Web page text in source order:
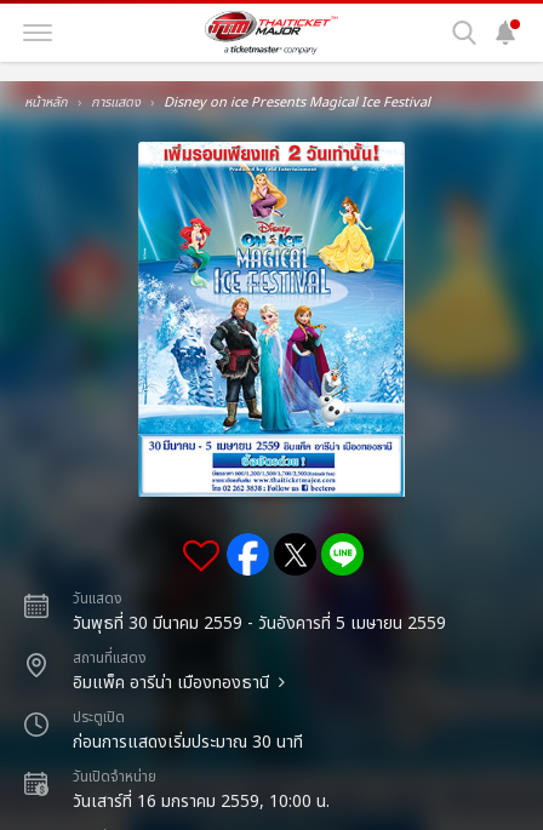
หน้าหลัก การแสดง Disney on ice Presents Magical Ice Festival
วันแสดง
วันพุธที่ 30 มีนาคม 2559 - วันอังคารที่ 5 เมษายน 2559
สถานที่แสดง
อิมแพ็ค อารีน่า เมืองทองธานี
ประตูเปิด
ก่อนการแสดงเริ่มประมาณ 30 นาที
วันเปิดจำหน่าย
วันเสาร์ที่ 16 มกราคม 2559, 10:00 น.